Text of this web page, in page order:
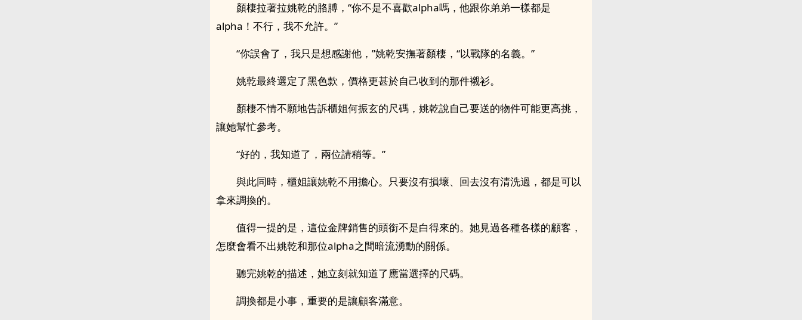
顏棲拉著拉姚乾的胳膊，“你不是不喜歡alpha嗎，他跟你弟弟一樣都是
alpha！不行，我不允許。”
“你誤會了，我只是想感謝他，”姚乾安撫著顏棲，“以戰隊的名義。”
姚乾最終選定了黑色款，價格更甚於自己收到的那件襯衫。
顏棲不情不願地告訴櫃姐何振玄的尺碼，姚乾說自己要送的物件可能更高挑，
讓她幫忙參考。
“好的，我知道了，兩位請稍等。”
與此同時，櫃姐讓姚乾不用擔心。只要沒有損壞、回去沒有清洗過，都是可以
拿來調換的。
值得一提的是，這位金牌銷售的頭銜不是白得來的。她見過各種各樣的顧客，
怎麼會看不出姚乾和那位alpha之間暗流湧動的關係。
聽完姚乾的描述，她立刻就知道了應當選擇的尺碼。
調換都是小事，重要的是讓顧客滿意。